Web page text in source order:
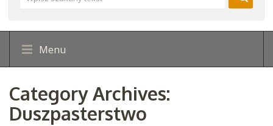
Menu
Category Archives:
Duszpasterstwo